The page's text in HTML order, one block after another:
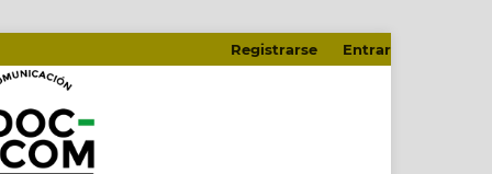
Registrarse Entrar